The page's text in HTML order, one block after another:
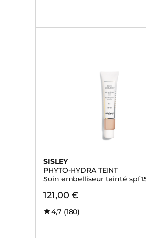
SISLEY
PHYTO-HYDRA TEINT
Soin embelliseur teinté
121,00 €
4,7 (180)